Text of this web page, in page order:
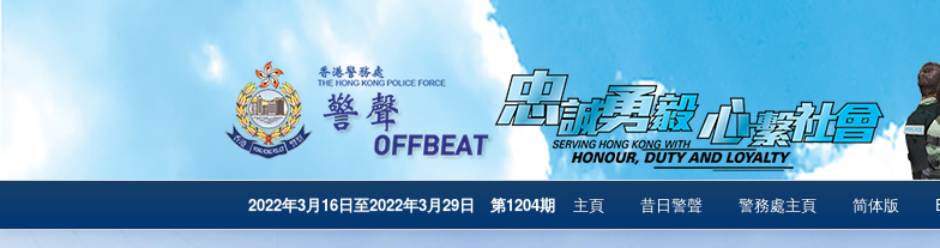
2022年3月16日至2022年3月29日 第1204期 主頁 昔日警聲 警務處主頁 简体版